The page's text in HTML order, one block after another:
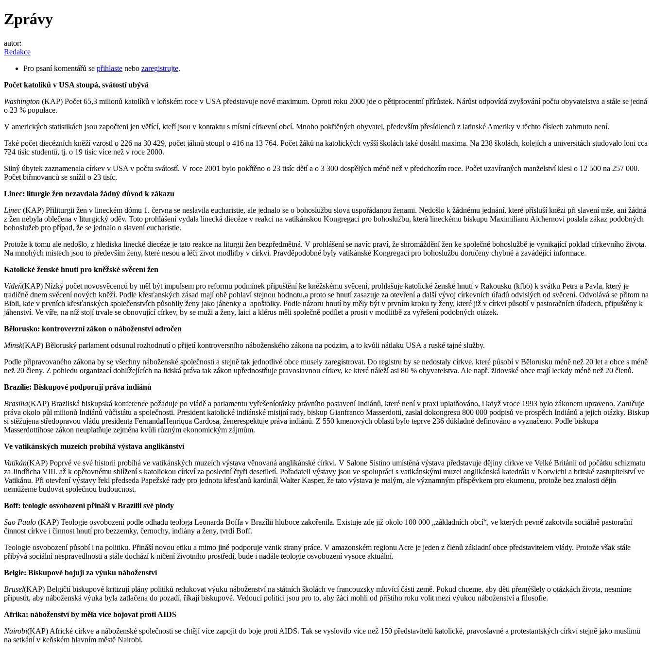
Zprávy
autor:
Redakce
Pro psaní komentářů se přihlaste nebo zaregistrujte.
Počet katolíků v USA stoupá, svátostí ubývá
Washington (KAP) Počet 65,3 milionů katolíků v loňském roce v USA představuje nové maximum. Oproti roku 2000 jde o pětiprocentní přírůstek. Nárůst odpovídá zvyšování počtu obyvatelstva a stále se jedná
o 23 % populace.
V amerických statistikách jsou započteni jen věřící, kteří jsou v kontaktu s místní církevní obcí. Mnoho pokřtěných obyvatel, především přesídlenců z latinské Ameriky v těchto číslech zahrnuto není.
Také počet diecézních kněží vzrostl o 226 na 30 429, počet jáhnů stoupl o 416 na 13 764. Počet žáků na katolických vyšší školách také dosáhl maxima. Na 238 školách, kolejích a universitách studovalo loni cca
724 tisíc studentů, tj. o 19 tisíc více než v roce 2000.
Silný úbytek zaznamenala církev v USA v počtu svátostí. V roce 2001 bylo pokřtěno o 23 tisíc dětí a o 3 300 dospělých méně než v předchozím roce. Počet uzavíraných manželství klesl o 12 500 na 257 000.
Počet biřmovanců se snížil o 23 tisíc.
Linec: liturgie žen nezavdala žádný důvod k zákazu
Linec (KAP) Přiliturgii žen v lineckém dómu 1. června se neslavila eucharistie, ale jednalo se o bohoslužbu slova uspořádanou ženami. Nedošlo k žádnému jednání, které přísluší knězi při slavení mše, ani žádná
z žen nebyla oblečena v liturgický oděv. Toto prohlášení vydala linecká diecéze v reakci na vatikánskou Kongregaci pro bohoslužbu, která lineckému biskupu Maximilianu Aichernovi poslala zákaz podobných
bohoslužeb pro případ, že se jednalo o slavení eucharistie.
Protože k tomu ale nedošlo, z hlediska linecké diecéze je tato reakce na liturgii žen bezpředmětná. V prohlášení se navíc praví, že shromáždění žen ke společné bohoslužbě je vynikající poklad církevního života.
Na mnohých místech jsou to především ženy, které nesou a léčí život modlitby v církvi. Pravděpodobně byly vatikánské Kongregaci pro bohoslužbu doručeny chybné a zavádějící informace.
Katolické ženské hnutí pro kněžské svěcení žen
Vídeň(KAP) Nízký počet novosvěcenců by měl být impulsem pro reformu podmínek připuštění ke kněžskému svěcení, prohlašuje katolické ženské hnutí v Rakousku (kfbö) k svátku Petra a Pavla, který je
tradičně dnem svěcení nových kněží. Podle křesťanských zásad mají obě pohlaví stejnou hodnotu,a proto se hnutí zasazuje za otevření a další vývoj církevních úřadů odvislých od svěcení. Odvolává se přitom na
Bibli, kde v prvních křesťanských společenstvích působily ženy jako jáhenky a apoštolky. Podle názoru hnutí by měly být v prvním kroku ty ženy, které již v církvi působí v pastoračních úřadech, připuštěny k
jáhenství. Ve víře, na níž stojí trvale se obnovující církev, by se muži a ženy, laici a klérus měli společně podílet a prosit v modlitbě za vyřešení podobných otázek.
Bělorusko: kontroverzní zákon o náboženství odročen
Minsk(KAP) Běloruský parlament odsunul rozhodnutí o přijetí kontroversního náboženského zákona na podzim, a to kvůli nátlaku USA a ruské tajné služby.
Podle připravovaného zákona by se všechny náboženské společnosti a stejně tak jednotlivé obce musely zaregistrovat. Do registru by se nedostaly církve, které působí v Bělorusku méně než 20 let a obce s méně
než 20 členy. Z pohledu organizací dohlížejících na lidská práva tak zákon upřednostňuje pravoslavnou církev, ke které náleží asi 80 % obyvatelstva. Ale např. židovské obce mají leckdy méně než 20 členů.
Brazílie: Biskupové podporují práva indiánů
Brasilia(KAP) Brazilská biskupská konference požaduje po vládě a parlamentu vyřešeníotázky právního postavení Indiánů, které není v praxi uplatňováno, i když vroce 1993 bylo zákonem upraveno. Zaručuje
práva okolo půl milionů Indiánů vůčistátu a společnosti. President katolické indiánské misijní rady, biskup Gianfranco Masserdotti, zaslal dokongresu 800 000 podpisů ve prospěch Indiánů a jejich otázky. Biskup
si stěžujena středopravou vládu presidenta FernandaHenriqua Cardosa, ženerespektuje práva indiánů. Z 550 kmenových oblastí bylo teprve 236 důkladně definováno a vyznačeno. Podle biskupa
Masserdottihose zákon neuplatňuje zejména kvůli různým ekonomickým zájmům.
Ve vatikánských muzeích probíhá výstava anglikánství
Vatikán(KAP) Poprvé ve své historii probíhá ve vatikánských muzeích výstava věnovaná anglikánské církvi. V Salone Sistino umístěná výstava představuje dějiny církve ve Velké Británii od počátku schizmatu
za Jindřicha VIII. až k opětovnému sblížení s katolickou církví za poslední čtyři desetiletí. Pořadateli výstavy jsou ve spolupráci s vatikánskými muzei anglikánská katedrála v Norwichi a britské zastupitelství ve
Vatikánu. Při otevření výstavy řekl předseda Papežské rady pro jednotu křesťanů kardinál Walter Kasper, že tato výstava je malým, ale významným příspěvkem pro ekumenu, protože bez znalosti dějin
nemůžeme budovat společnou budoucnost.
Boff: teologie osvobození přináší v Brazílii své plody
Sao Paulo (KAP) Teologie osvobození podle odhadu teologa Leonarda Boffa v Brazílii hluboce zakořenila. Existuje zde již okolo 100 000 „základních obcí“, ve kterých pevně zakotvila sociálně pastorační
činnost církve i činnost hnutí pro bezzemky, černochy, indiány a ženy, tvrdí Boff.
Teologie osvobození působí i na politiku. Přináší novou etiku a mimo jiné podporuje vznik strany práce. V amazonském regionu Acre je jeden z členů základní obce představitelem vlády. Protože však stále
přibývá sociální nespravedlnosti a stále dochází k ničení životního prostředí, bude i nadále teologie osvobození vysoce aktuální.
Belgie: Biskupové bojují za výuku náboženství
Brusel(KAP) Belgičtí biskupové kritizují plány politiků redukovat výuku náboženství na státních školách ve francouzsky mluvící části země. Pokud chceme, aby děti přemýšlely o otázkách života, nesmíme
připustit, aby náboženská výuka byla zatlačena do pozadí, říkají biskupové. Vedoucí politici jsou pro to, aby žáci mohli od příštího roku volit mezi výukou náboženství a filosofie.
Afrika: náboženství by měla více bojovat proti AIDS
Nairobi(KAP) Africké církve a náboženské společnosti se chtějí více zapojit do boje proti AIDS. Tak se vyslovilo více než 150 představitelů katolické, pravoslavné a protestantských církví stejně jako muslimů
na setkání v keňském hlavním městě Nairobi.